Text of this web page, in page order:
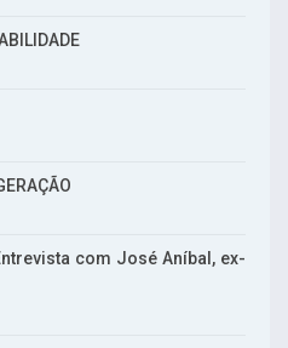
com José Aníbal, ex-